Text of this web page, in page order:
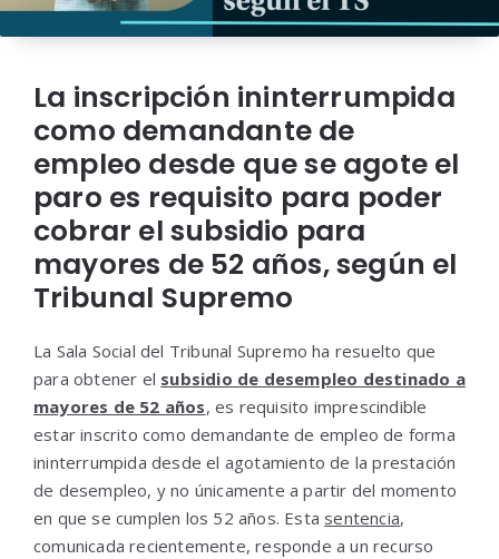
La inscripción ininterrumpida
como demandante de
empleo desde que se agote el
paro es requisito para poder
cobrar el subsidio para
mayores de 52 años, según el
Tribunal Supremo
La Sala Social del Tribunal Supremo ha resuelto que
para obtener el subsidio de desempleo destinado a
mayores de 52 años, es requisito imprescindible
estar inscrito como demandante de empleo de forma
ininterrumpida desde el agotamiento de la prestación
de desempleo, y no únicamente a partir del momento
en que se cumplen los 52 años. Esta sentencia,
comunicada recientemente, responde a un recurso